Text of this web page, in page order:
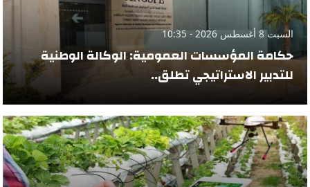
السبت 8 أغسطس 2026 - 10:35
حكامة المؤسسات العمومية: الوكالة الوطنية
للتدبير الاستراتيجي تطلق..